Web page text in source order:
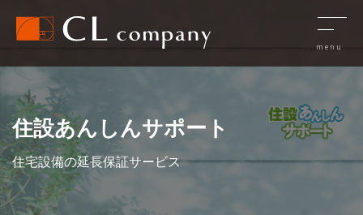
住設あんしんサポート
住宅設備の延長保証サービス